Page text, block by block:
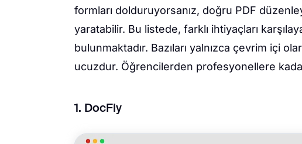
formları dolduruyorsanız, doğru PDF
yaratabilir. Bu listede, farklı ihtiyaçları
bulunmaktadır. Bazıları yalnızca çevrim içi
ucuzdur. Öğrencilerden profesyonellere
1. DocFly